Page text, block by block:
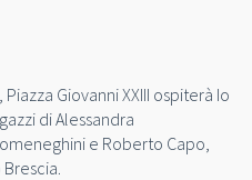
Giovanni XXIII ospiterà Io
di Alessandra
e Roberto Capo,